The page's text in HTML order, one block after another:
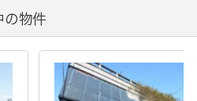
の物件